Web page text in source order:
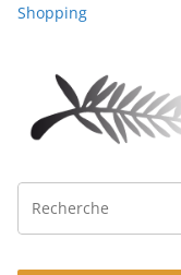
Shopping